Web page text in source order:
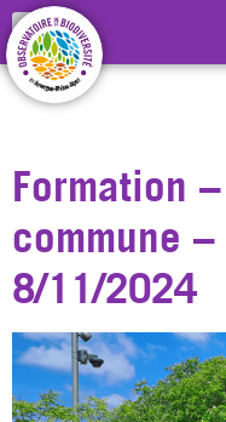
Jour :
2024
Formation
commune
8/11/2024